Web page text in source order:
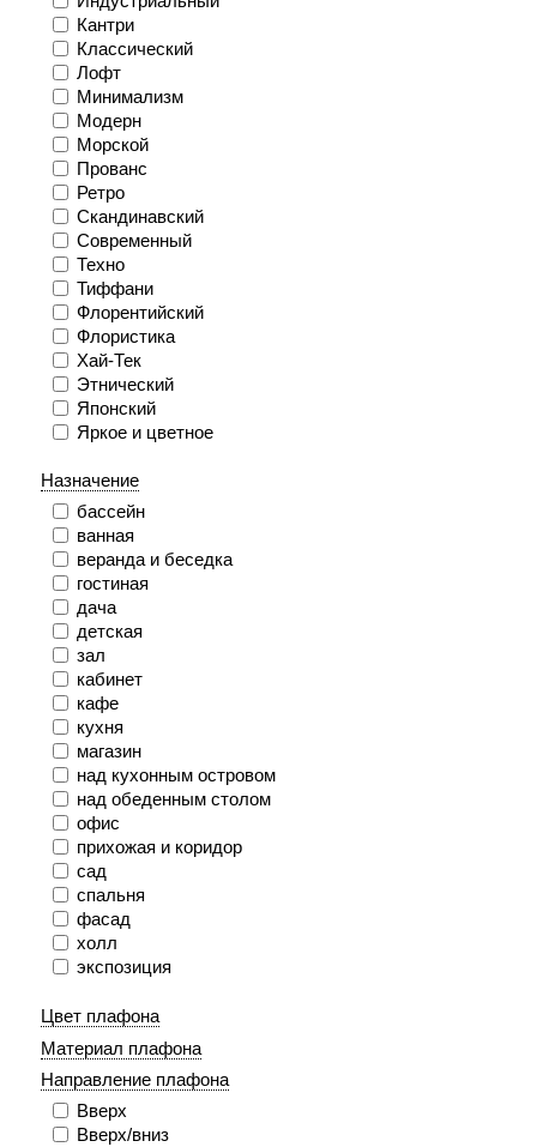
Кантри
Классический
Лофт
Минимализм
Модерн
Морской
Прованс
Ретро
Скандинавский
Современный
Техно
Тиффани
Флорентийский
Флористика
Хай-Тек
Этнический
Японский
Яркое и цветное
Назначение
бассейн
ванная
веранда и беседка
гостиная
дача
детская
зал
кабинет
кафе
кухня
магазин
над кухонным островом
над обеденным столом
офис
прихожая и коридор
сад
спальня
фасад
холл
экспозиция
Цвет плафона
Материал плафона
Направление плафона
Вверх
Вверх/вниз